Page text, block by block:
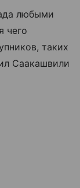
любыми
чего
таких
Саакашвили